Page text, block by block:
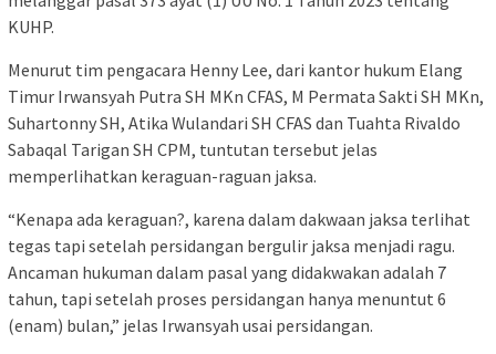
KUHP.
Menurut tim pengacara Henny Lee, dari kantor hukum Elang
Timur Irwansyah Putra SH MKn CFAS, M Permata Sakti SH MKn,
Suhartonny SH, Atika Wulandari SH CFAS dan Tuahta Rivaldo
Sabaqal Tarigan SH CPM, tuntutan tersebut jelas
memperlihatkan keraguan-raguan jaksa.
“Kenapa ada keraguan?, karena dalam dakwaan jaksa terlihat
tegas tapi setelah persidangan bergulir jaksa menjadi ragu.
Ancaman hukuman dalam pasal yang didakwakan adalah 7
tahun, tapi setelah proses persidangan hanya menuntut 6
(enam) bulan,” jelas Irwansyah usai persidangan.